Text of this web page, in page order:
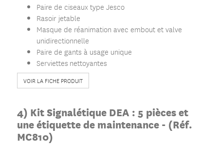
Paire de ciseaux type Jesco
Rasoir jetable
Masque de réanimation avec embout et valve
unidirectionnelle
Paire de gants à usage unique
Serviettes nettoyantes
VOIR LA FICHE PRODUIT
4) Kit Signalétique DEA : 5 pièces et
une étiquette de maintenance - (Réf.
MC810)